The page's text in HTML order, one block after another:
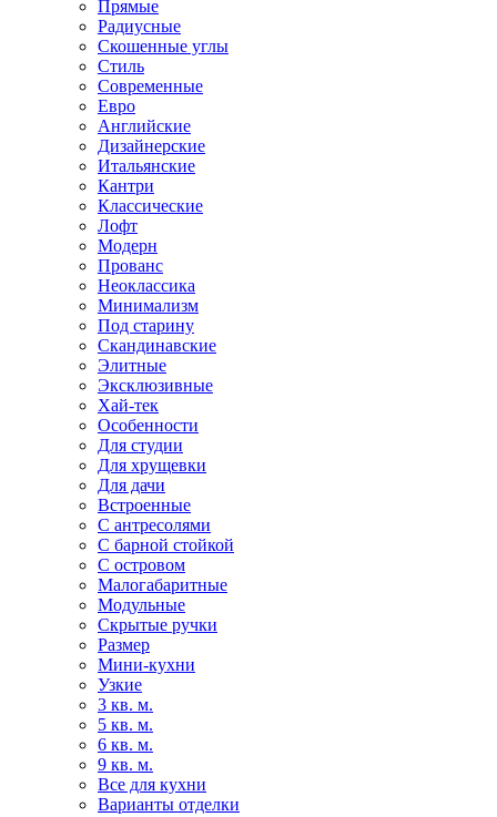
Прямые
Радиусные
Скошенные углы
Стиль
Современные
Евро
Английские
Дизайнерские
Итальянские
Кантри
Классические
Лофт
Модерн
Прованс
Неоклассика
Минимализм
Под старину
Скандинавские
Элитные
Эксклюзивные
Хай-тек
Особенности
Для студии
Для хрущевки
Для дачи
Встроенные
С антресолями
С барной стойкой
С островом
Малогабаритные
Модульные
Скрытые ручки
Размер
Мини-кухни
Узкие
3 кв. м.
5 кв. м.
6 кв. м.
9 кв. м.
Все для кухни
Варианты отделки